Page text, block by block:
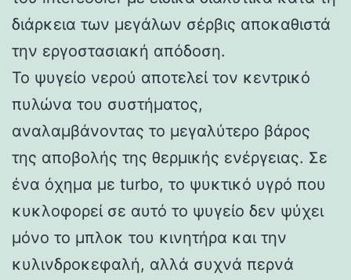
διάρκεια των μεγάλων σέρβις αποκαθιστά
την εργοστασιακή απόδοση.
Το ψυγείο νερού αποτελεί τον κεντρικό
πυλώνα του συστήματος,
αναλαμβάνοντας το μεγαλύτερο βάρος
της αποβολής της θερμικής ενέργειας. Σε
ένα όχημα με turbo, το ψυκτικό υγρό που
κυκλοφορεί σε αυτό το ψυγείο δεν ψύχει
μόνο το μπλοκ του κινητήρα και την
κυλινδροκεφαλή, αλλά συχνά περνά